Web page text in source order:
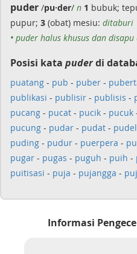
puder /pu·der/ n 1 bubuk;
pupur; 3 (obat) mesiu: ditaburi
• puder halus khusus dan
Posisi kata puderdi
puatang - pub - puber -
publikasi - publisir - publisis -
pucang - pucat - pucik - pucuk
pucung - pudar - pudat - pudel
puding - pudur - puerpera -
pugar - pugas - puguh - puih -
puitisasi - puja - pujangga -
Informasi